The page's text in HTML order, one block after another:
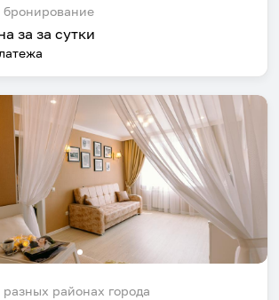
changing
dates.
бронирование
за за сутки
районах города